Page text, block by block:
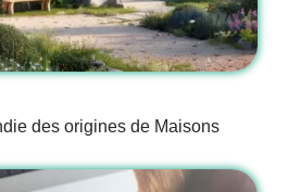
des origines de Maisons